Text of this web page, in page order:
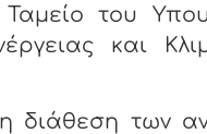
του
και
διάθεση των